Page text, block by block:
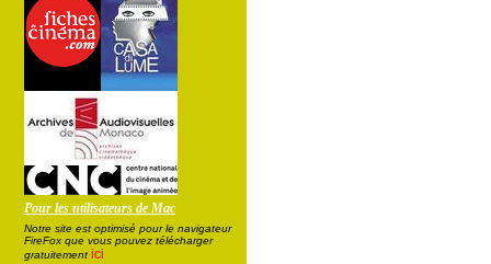
Pour les utilisateurs de Mac
Notre site est optimisé pour le navigateur
FireFox que vous pouvez télécharger
gratuitement ici